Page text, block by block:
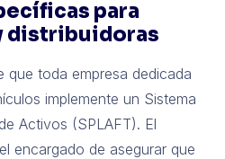
para
distribuidoras
que toda empresa dedicada
implemente un Sistema
Activos (SPLAFT). El
encargado de asegurar que